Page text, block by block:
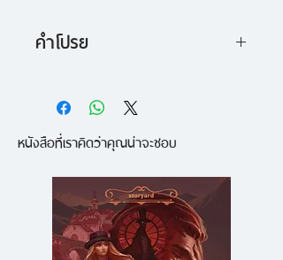
คำโปรย
สนิทสนม ทั้งช่วยกันผ่าฟืน ช่วยกัน
ทำอาหาร มาจิที่อยากจะเข้าไปใช้
ชีวิตในเมืองก็ต้องคอยรับการทดสอบ
จากนัทสึอยู่เรื่อยมา แต่ดูเหมือน
ว่าการทดสอบในครั้งนี้จะหนักหนา
หนังสือที่เราคิดว่าคุณน่าจะชอบ